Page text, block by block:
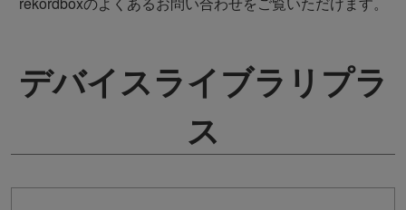
デバイスライブラリプラ
ス